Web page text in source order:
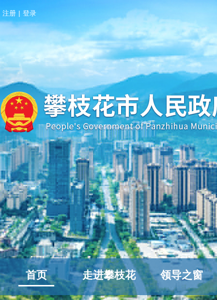
注册 | 登录
首页 走进攀枝花 领导之窗